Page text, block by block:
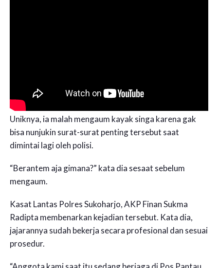
Uniknya, ia malah mengaum kayak singa karena gak
bisa nunjukin surat-surat penting tersebut saat
dimintai lagi oleh polisi.
“Berantem aja gimana?” kata dia sesaat sebelum
mengaum.
Kasat Lantas Polres Sukoharjo, AKP Finan Sukma
Radipta membenarkan kejadian tersebut. Kata dia,
jajarannya sudah bekerja secara profesional dan sesuai
prosedur.